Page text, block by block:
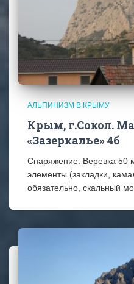
АЛЬПИНИЗМ В КРЫМУ
Крым, г.Сокол.
«Зазеркалье» 4б
Снаряжение: Веревка 50
элементы (закладки,
обязательно, скальный